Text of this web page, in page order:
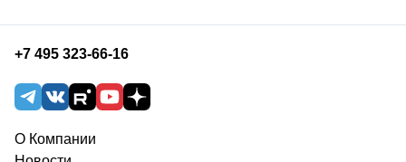
+7 495 323-66-16
О Компании